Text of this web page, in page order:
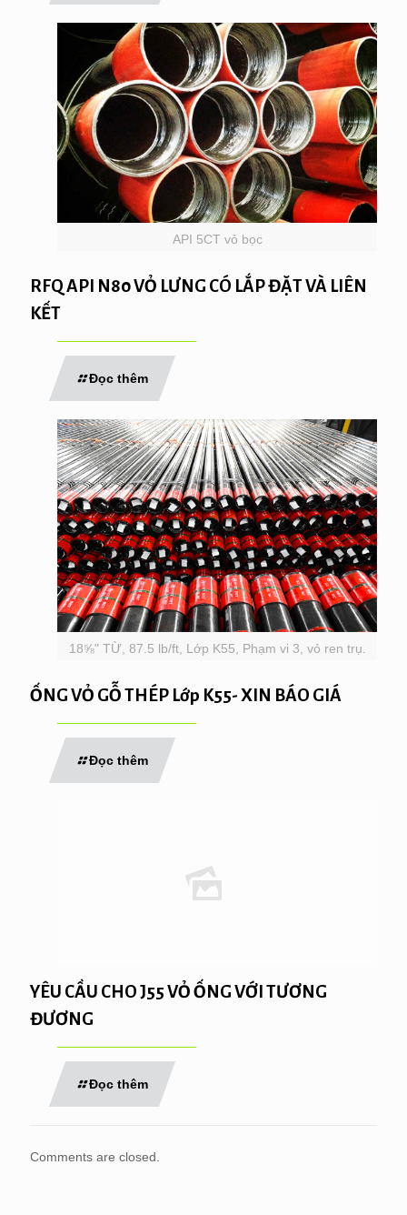
API 5CT vỏ bọc
RFQ API N80 VỎ LƯNG CÓ LẮP ĐẶT VÀ LIÊN
KẾT
Đọc thêm
18⅝" TỪ, 87.5 lb/ft, Lớp K55, Phạm vi 3, vỏ ren trụ.
ỐNG VỎ GỖ THÉP Lớp K55- XIN BÁO GIÁ
Đọc thêm
YÊU CẦU CHO J55 VỎ ỐNG VỚI TƯƠNG
ĐƯƠNG
Đọc thêm
Comments are closed.